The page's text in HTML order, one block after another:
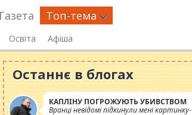
Газета Топ-тема
Освіта Афіша
Останнє в блогах
КАПЛІНУ ПОГРОЖУЮТЬ УБИВСТВОМ
Вранці невідомі підкинули мені картинку-